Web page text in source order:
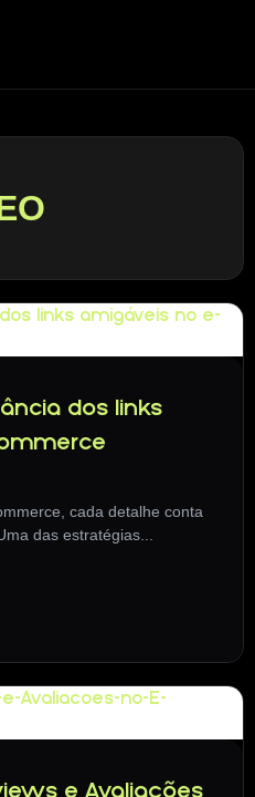
dos links
cada detalhe conta
das estratégias...
e Avaliações